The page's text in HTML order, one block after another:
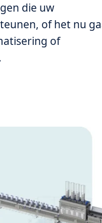
die uw
of het nu
of